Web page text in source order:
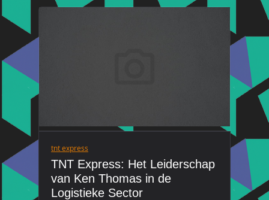
tnt express
TNT Express: Het Leiderschap
van Ken Thomas in de
Logistieke Sector